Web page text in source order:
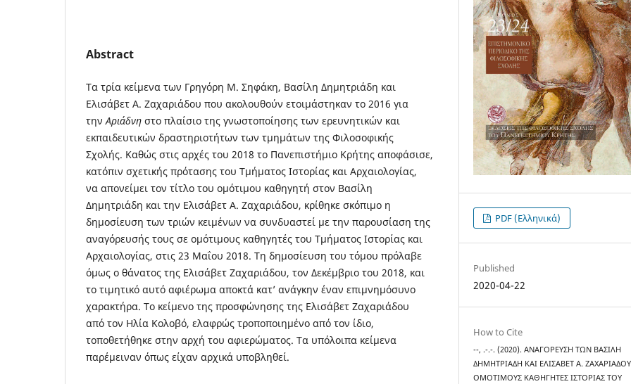
Abstract
Τα τρία κείμενα των Γρηγόρη Μ. Σηφάκη, Βασίλη Δημητριάδη και
Ελισάβετ Α. Ζαχαριάδου που ακολουθούν ετοιμάστηκαν το 2016 για
τηνΑριάδνη στο πλαίσιο της γνωστοποίησης των ερευνητικών και
εκπαιδευτικών δραστηριοτήτων των τμημάτων της Φιλοσοφικής
Σχολής. Καθώς στις αρχές του 2018 το Πανεπιστήμιο Κρήτης αποφάσισε,
κατόπιν σχετικής πρότασης του Τμήματος Ιστορίας και Αρχαιολογίας,
να απονείμει τον τίτλο του ομότιμου καθηγητή στον Βασίλη
Δημητριάδη και την Ελισάβετ Α. Ζαχαριάδου, κρίθηκε σκόπιμο η
δημοσίευση των τριών κειμένων να συνδυαστεί με την παρουσίαση της
αναγόρευσής τους σε ομότιμους καθηγητές του Τμήματος Ιστορίας και
Αρχαιολογίας, στις 23 Μαΐου 2018. Τη δημοσίευση του τόμου πρόλαβε
όμως ο θάνατος της Ελισάβετ Ζαχαριάδου, τον Δεκέμβριο του 2018, και
το τιμητικό αυτό αφιέρωμα αποκτά κατ’ ανάγκην έναν επιμνημόσυνο
χαρακτήρα. Το κείμενο της προσφώνησης της Ελισάβετ Ζαχαριάδου
από τον Ηλία Κολοβό, ελαφρώς τροποποιημένο από τον ίδιο,
τοποθετήθηκε στην αρχή του αφιερώματος. Τα υπόλοιπα κείμενα
παρέμειναν όπως είχαν αρχικά υποβληθεί.
PDF (Ελληνικά)
Published
2020-04-22
How to Cite
--, .-.-. (2020). ΑΝΑΓΟΡΕΥΣΗ ΤΩΝ ΒΑΣΙΛΗ
ΔΗΜΗΤΡΙΑΔΗ ΚΑΙ ΕΛΙΣΑΒΕΤ Α.
ΟΜΟΤΙΜΟΥΣ ΚΑΘΗΓΗΤΕΣ ΙΣΤΟΡΙΑΣ ΤΟΥ